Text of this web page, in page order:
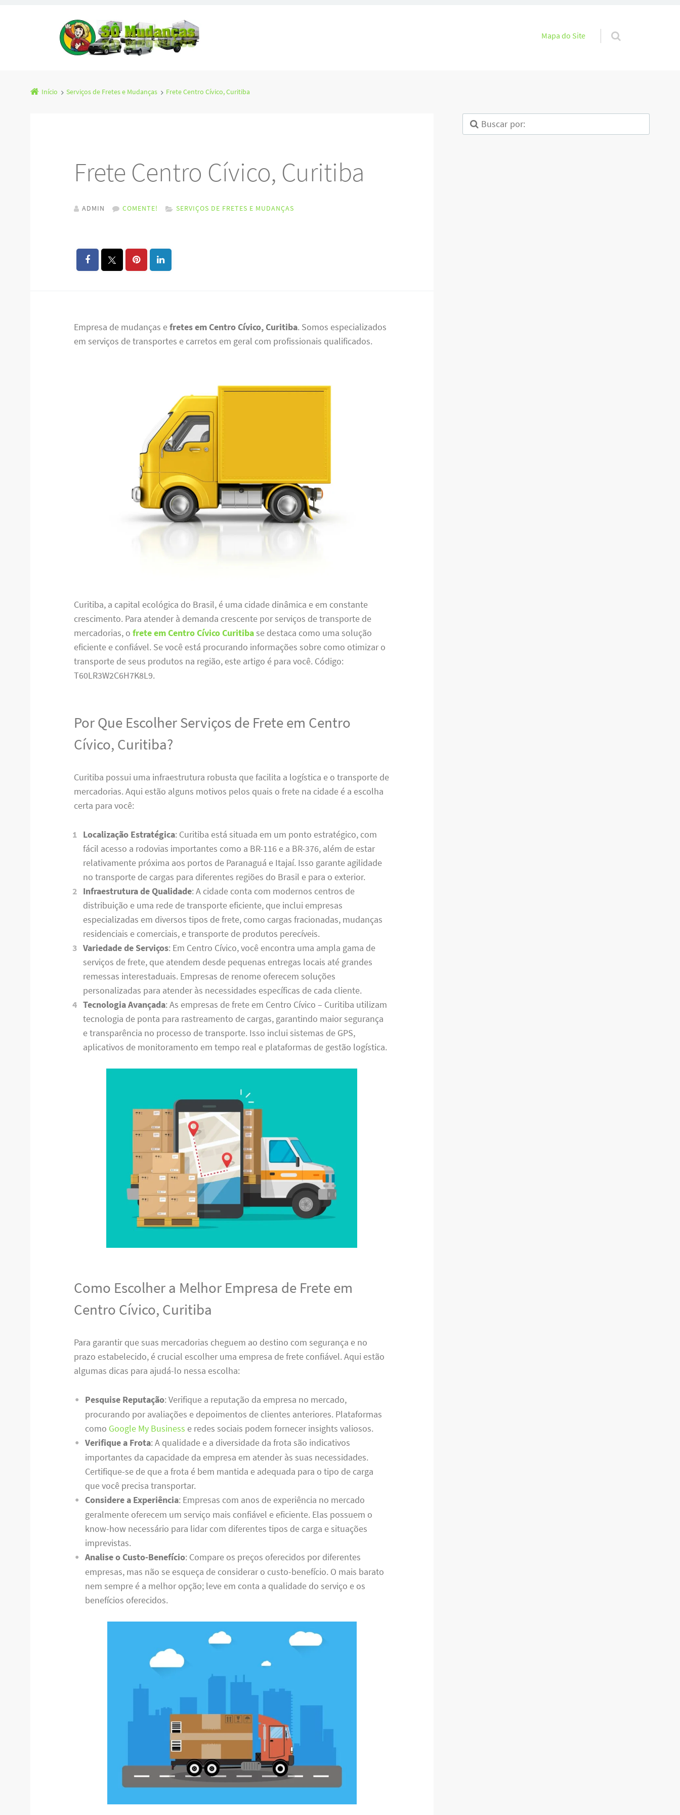
Pular para o conteúdo
Mapa do Site
Início Serviços de Fretes e Mudanças Frete Centro Cívico, Curitiba
Frete Centro Cívico, Curitiba
ADMIN COMENTE! SERVIÇOS DE FRETES E MUDANÇAS
Empresa de mudanças efretes em Centro Cívico, Curitiba. Somos especializados
em serviços de transportes e carretos em geral com profissionais qualificados.
Curitiba, a capital ecológica do Brasil, é uma cidade dinâmica e em constante
crescimento. Para atender à demanda crescente por serviços de transporte de
mercadorias, ofrete em Centro Cívico Curitibase destaca como uma solução
eficiente e confiável. Se você está procurando informações sobre como otimizar o
transporte de seus produtos na região, este artigo é para você. Código:
T60LR3W2C6H7K8L9.
Por Que Escolher Serviços de Frete em Centro
Cívico, Curitiba?
Curitiba possui uma infraestrutura robusta que facilita a logística e o transporte de
mercadorias. Aqui estão alguns motivos pelos quais o frete na cidade é a escolha
certa para você:
Localização Estratégica: Curitiba está situada em um ponto estratégico, com
fácil acesso a rodovias importantes como a BR-116 e a BR-376, além de estar
relativamente próxima aos portos de Paranaguá e Itajaí. Isso garante agilidade
no transporte de cargas para diferentes regiões do Brasil e para o exterior.
Infraestrutura de Qualidade: A cidade conta com modernos centros de
distribuição e uma rede de transporte eficiente, que inclui empresas
especializadas em diversos tipos de frete, como cargas fracionadas, mudanças
residenciais e comerciais, e transporte de produtos perecíveis.
Variedade de Serviços: Em Centro Cívico, você encontra uma ampla gama de
serviços de frete, que atendem desde pequenas entregas locais até grandes
remessas interestaduais. Empresas de renome oferecem soluções
personalizadas para atender às necessidades específicas de cada cliente.
Tecnologia Avançada: As empresas de frete em Centro Cívico – Curitiba utilizam
tecnologia de ponta para rastreamento de cargas, garantindo maior segurança
e transparência no processo de transporte. Isso inclui sistemas de GPS,
aplicativos de monitoramento em tempo real e plataformas de gestão logística.
Como Escolher a Melhor Empresa de Frete em
Centro Cívico, Curitiba
Para garantir que suas mercadorias cheguem ao destino com segurança e no
prazo estabelecido, é crucial escolher uma empresa de frete confiável. Aqui estão
algumas dicas para ajudá-lo nessa escolha:
Pesquise Reputação: Verifique a reputação da empresa no mercado,
procurando por avaliações e depoimentos de clientes anteriores. Plataformas
como Google My Business e redes sociais podem fornecer insights valiosos.
Verifique a Frota: A qualidade e a diversidade da frota são indicativos
importantes da capacidade da empresa em atender às suas necessidades.
Certifique-se de que a frota é bem mantida e adequada para o tipo de carga
que você precisa transportar.
Considere a Experiência: Empresas com anos de experiência no mercado
geralmente oferecem um serviço mais confiável e eficiente. Elas possuem o
know-how necessário para lidar com diferentes tipos de carga e situações
imprevistas.
Analise o Custo-Benefício: Compare os preços oferecidos por diferentes
empresas, mas não se esqueça de considerar o custo-benefício. O mais barato
nem sempre é a melhor opção; leve em conta a qualidade do serviço e os
benefícios oferecidos.